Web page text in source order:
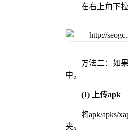
在右上角下
方法二：如
中。
(1) 上传apk
将apk/apks/
夹。